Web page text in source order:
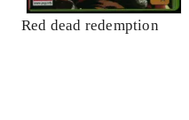
Red dead redemption